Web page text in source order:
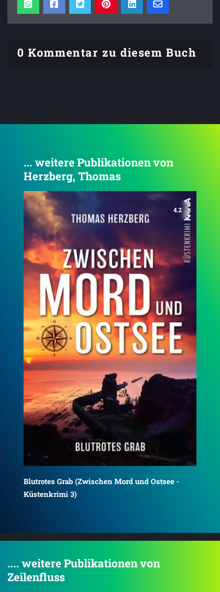
0 Kommentar zu diesem Buch
... weitere Publikationen von
Herzberg, Thomas
4.2
Eiskaltes Sylt
.... weitere Publikationen von
Zeilenfluss